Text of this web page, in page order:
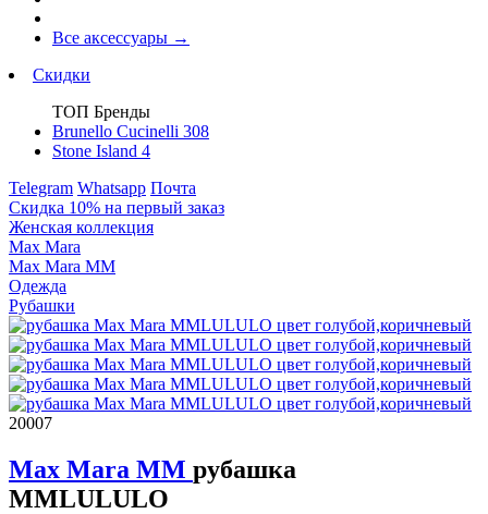
Все аксессуары →
Скидки
ТОП Бренды
Brunello Cucinelli 308
Stone Island 4
Telegram Whatsapp Почта
Скидка 10% на первый заказ
Женская коллекция
Max Mara
Max Mara MM
Одежда
Рубашки
20007
Max Mara MM рубашка
MMLULULO